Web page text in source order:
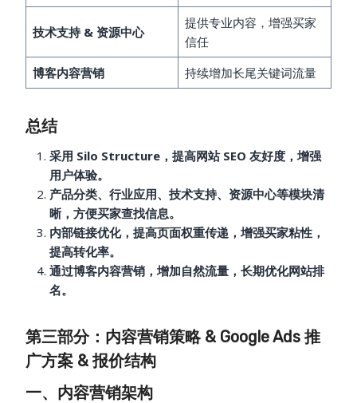
技术支持 & 资源中心
提供专业内容，增强买家
信任
博客内容营销
持续增加长尾关键词流量
总结
采用 Silo Structure，提高网站 SEO 友好度，增强
用户体验。
产品分类、行业应用、技术支持、资源中心等模块清
晰，方便买家查找信息。
内部链接优化，提高页面权重传递，增强买家粘性，
提高转化率。
通过博客内容营销，增加自然流量，长期优化网站排
名。
第三部分：内容营销策略 & Google Ads 推
广方案 & 报价结构
一、内容营销架构